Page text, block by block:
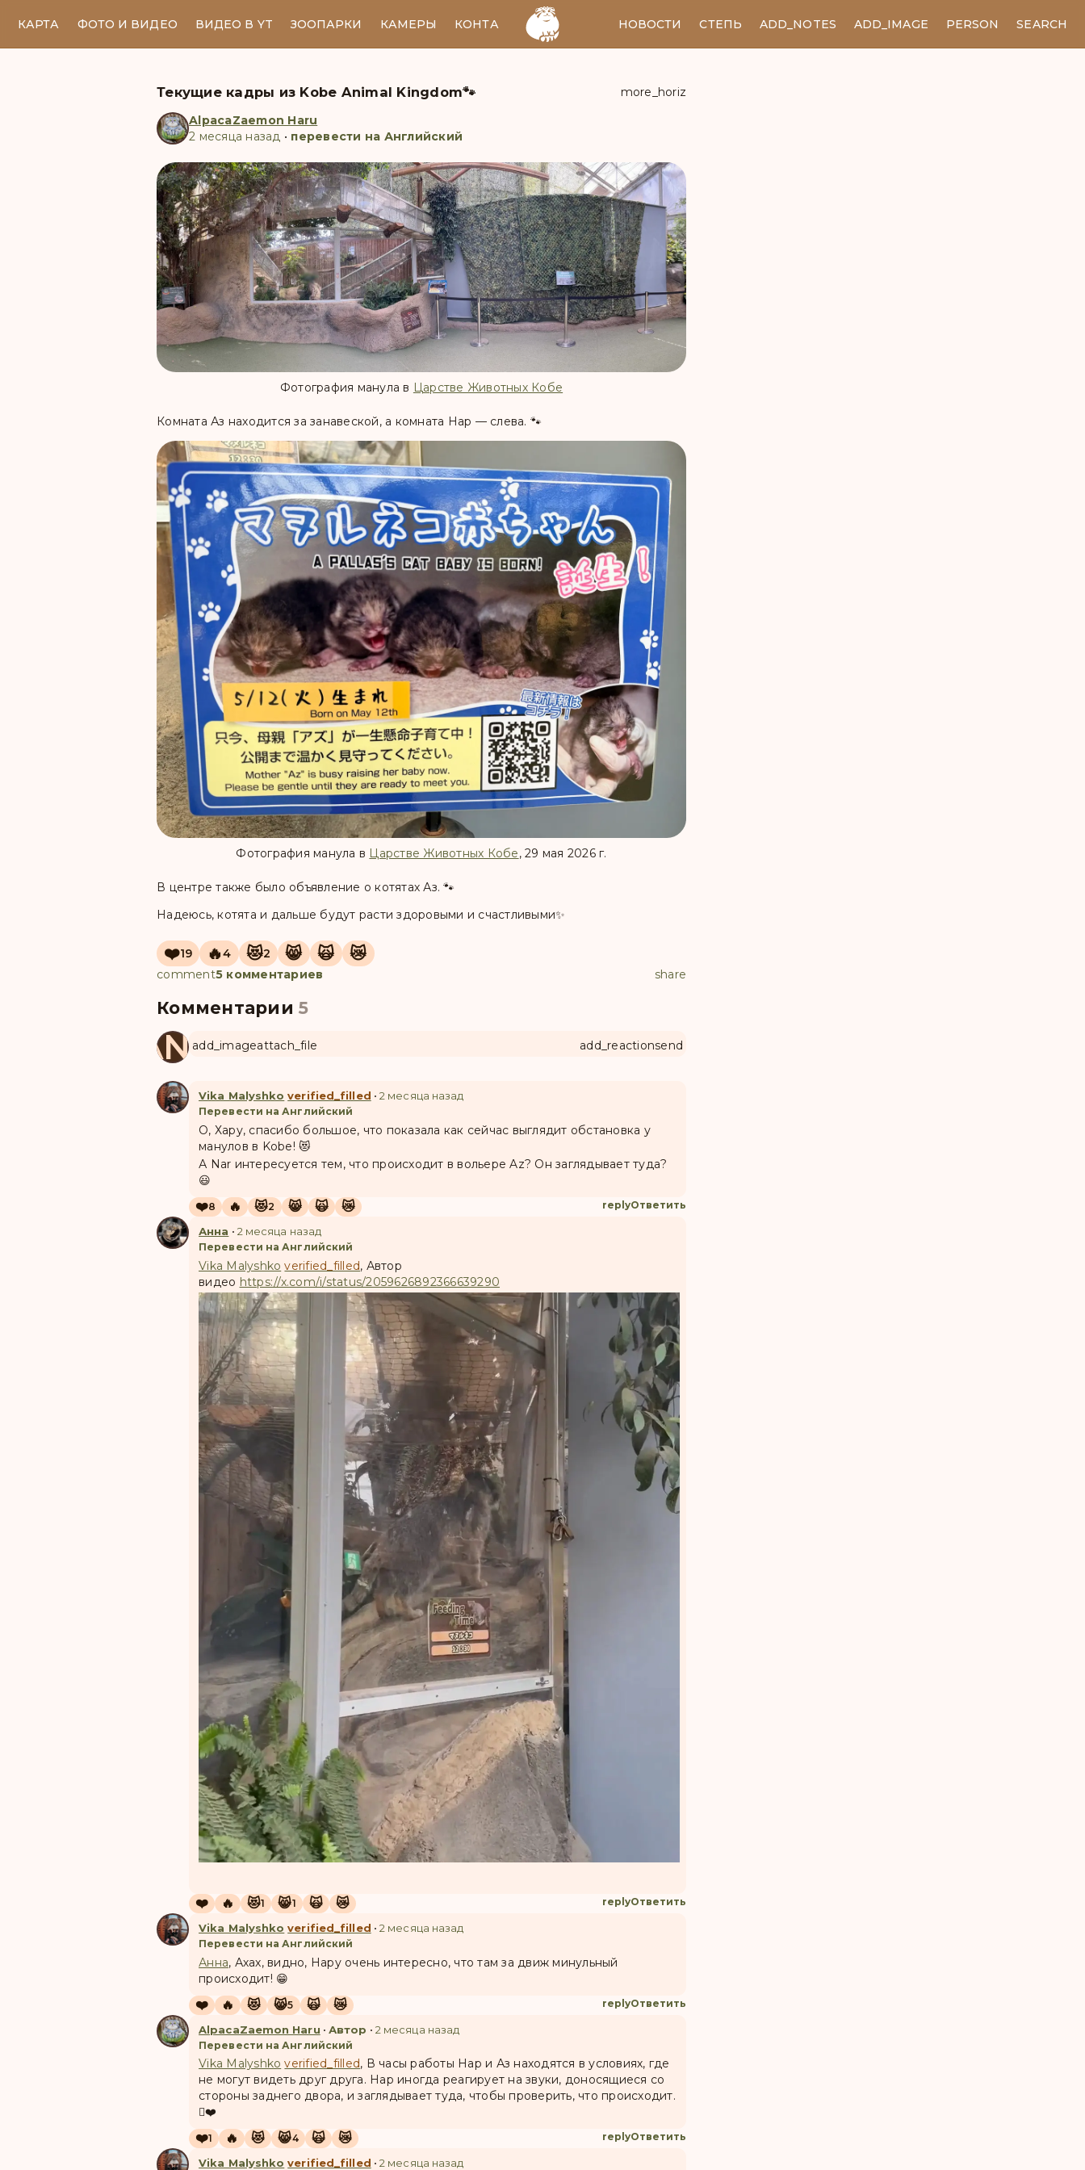
КАРТА ФОТО И ВИДЕО ВИДЕО В YT ЗООПАРКИ КАМЕРЫ КОНТАКТЫ EN НОВОСТИ СТЕПЬ ADD_NOTES ADD_IMAGE PERSON SEARCH
Текущие кадры из Kobe Animal Kingdom🐾
more_horiz
AlpacaZaemon Haru
2 месяца назад • перевести на Английский
Фотография манула в Царстве Животных Кобе
Комната Аз находится за занавеской, а комната Нар — слева. 🐾
Фотография манула в Царстве Животных Кобе, 29 мая 2026 г.
В центре также было объявление о котятах Аз. 🐾
Надеюсь, котята и дальше будут расти здоровыми и счастливыми✨
❤️19 🔥4 😻2 😸 🙀 😿
comment5 комментариев share
Комментарии 5
MANUL
add_imageattach_file add_reactionsend
Vika Malyshko verified_filled •2 месяца назад
Перевести на Английский
О, Хару, спасибо большое, что показала как сейчас выглядит обстановка у
манулов в Kobe! 😻
А Nar интересуется тем, что происходит в вольере Az? Он заглядывает туда?
😃
❤️8 🔥 😻2 😸 🙀 😿 replyОтветить
Анна • 2 месяца назад
Перевести на Английский
Vika Malyshko verified_filled, Автор
видео https://x.com/i/status/2059626892366639290
❤️ 🔥 😻1 😸1 🙀 😿 replyОтветить
Vika Malyshko verified_filled •2 месяца назад
Перевести на Английский
Анна, Ахах, видно, Нару очень интересно, что там за движ минульный
происходит! 😁
❤️ 🔥 😻 😸5 🙀 😿 replyОтветить
AlpacaZaemon Haru •Автор • 2 месяца назад
Перевести на Английский
Vika Malyshko verified_filled, В часы работы Нар и Аз находятся в условиях, где
не могут видеть друг друга. Нар иногда реагирует на звуки, доносящиеся со
стороны заднего двора, и заглядывает туда, чтобы проверить, что происходит.
🫪❤️
❤️1 🔥 😻 😸4 🙀 😿 replyОтветить
Vika Malyshko verified_filled •2 месяца назад